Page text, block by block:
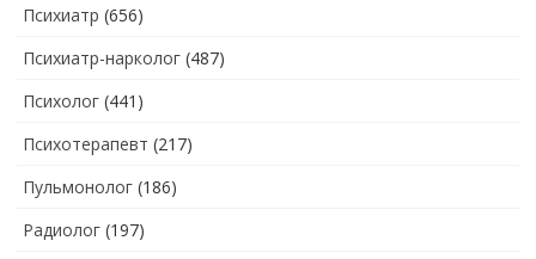
Психиатр (656)
Психиатр-нарколог (487)
Психолог (441)
Психотерапевт (217)
Пульмонолог (186)
Радиолог (197)